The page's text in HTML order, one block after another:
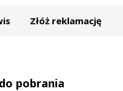
Złóż reklamację
pobrania